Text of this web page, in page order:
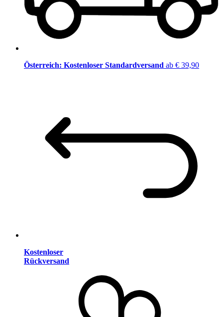
Österreich: Kostenloser Standardversand ab € 39,90
Kostenloser
Rückversand